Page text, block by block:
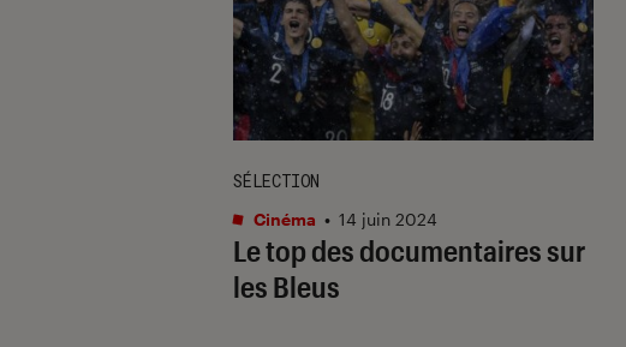
Le top des documentaires sur
les Bleus
SÉLECTION
Cinéma • 14 juin 2024